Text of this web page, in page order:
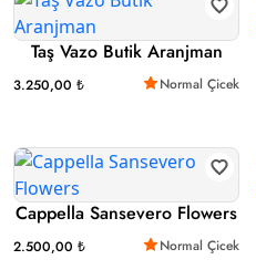
Taş Vazo Butik Aranjman
3.250,00 ₺ Normal Çicek
Cappella Sansevero Flowers
2.500,00 ₺ Normal Çicek